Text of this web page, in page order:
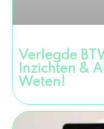
Verlegde
Inzichten &
Weten!